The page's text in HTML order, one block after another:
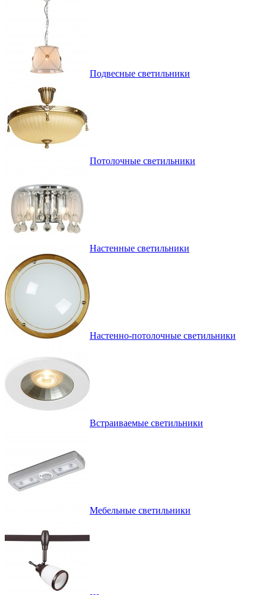
Подвесные светильники
Потолочные светильники
Настенные светильники
Настенно-потолочные светильники
Встраиваемые светильники
Мебельные светильники